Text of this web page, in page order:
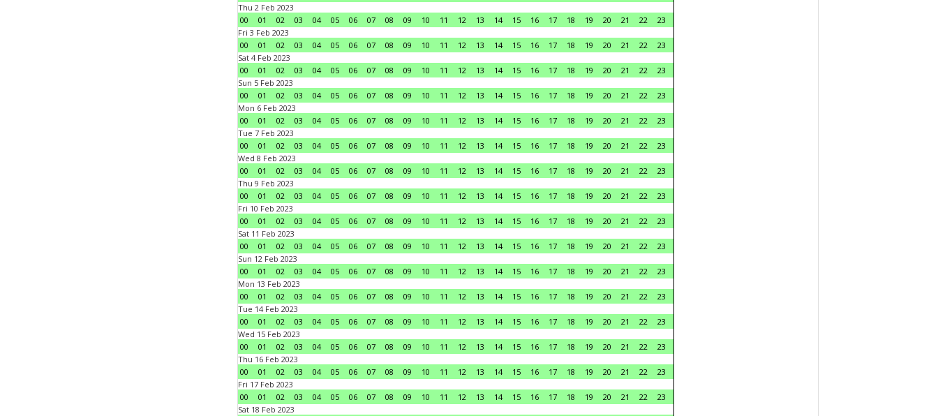
Thu 2 Feb 2023
00
01 02 03 04 05 06 07 08 09 10 11 12 13 14 15 16 17 18 19 20 21 22
23
Fri 3 Feb 2023
00
01 02 03 04 05 06 07 08 09 10 11 12 13 14 15 16 17 18 19 20 21 22
23
Sat 4 Feb 2023
00
01 02 03 04 05 06 07 08 09 10 11 12 13 14 15 16 17 18 19 20 21 22
23
Sun 5 Feb 2023
00
01 02 03 04 05 06 07 08 09 10 11 12 13 14 15 16 17 18 19 20 21 22
23
Mon 6 Feb 2023
00
01 02 03 04 05 06 07 08 09 10 11 12 13 14 15 16 17 18 19 20 21 22
23
Tue 7 Feb 2023
00
01 02 03 04 05 06 07 08 09 10 11 12 13 14 15 16 17 18 19 20 21 22
23
Wed 8 Feb 2023
00
01 02 03 04 05 06 07 08 09 10 11 12 13 14 15 16 17 18 19 20 21 22
23
Thu 9 Feb 2023
00
01 02 03 04 05 06 07 08 09 10 11 12 13 14 15 16 17 18 19 20 21 22
23
Fri 10 Feb 2023
00
01 02 03 04 05 06 07 08 09 10 11 12 13 14 15 16 17 18 19 20 21 22
23
Sat 11 Feb 2023
00
01 02 03 04 05 06 07 08 09 10 11 12 13 14 15 16 17 18 19 20 21 22
23
Sun 12 Feb 2023
00
01 02 03 04 05 06 07 08 09 10 11 12 13 14 15 16 17 18 19 20 21 22
23
Mon 13 Feb 2023
00
01 02 03 04 05 06 07 08 09 10 11 12 13 14 15 16 17 18 19 20 21 22
23
Tue 14 Feb 2023
00
01 02 03 04 05 06 07 08 09 10 11 12 13 14 15 16 17 18 19 20 21 22
23
Wed 15 Feb 2023
00
01 02 03 04 05 06 07 08 09 10 11 12 13 14 15 16 17 18 19 20 21 22
23
Thu 16 Feb 2023
00
01 02 03 04 05 06 07 08 09 10 11 12 13 14 15 16 17 18 19 20 21 22
23
Fri 17 Feb 2023
00
01 02 03 04 05 06 07 08 09 10 11 12 13 14 15 16 17 18 19 20 21 22
23
Sat 18 Feb 2023